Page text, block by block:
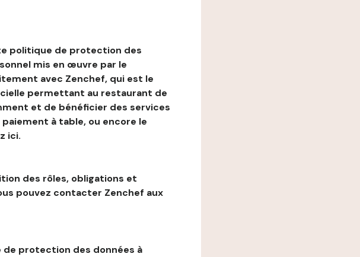
politique de protection des
mis en œuvre par le
avec Zenchef, qui est le
permettant au restaurant de
et de bénéficier des services
à table, ou encore le
ici.
des rôles, obligations et
pouvez contacter Zenchef aux
protection des données à